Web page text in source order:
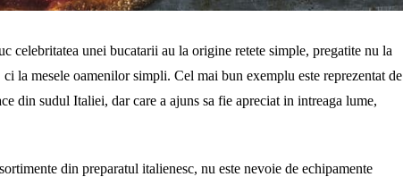
celebritatea unei bucatarii au la origine retete simple, pregatite nu la
la mesele oamenilor simpli. Cel mai bun exemplu este reprezentat de
din sudul Italiei, dar care a ajuns sa fie apreciat in intreaga lume,
din preparatul italienesc, nu este nevoie de echipamente